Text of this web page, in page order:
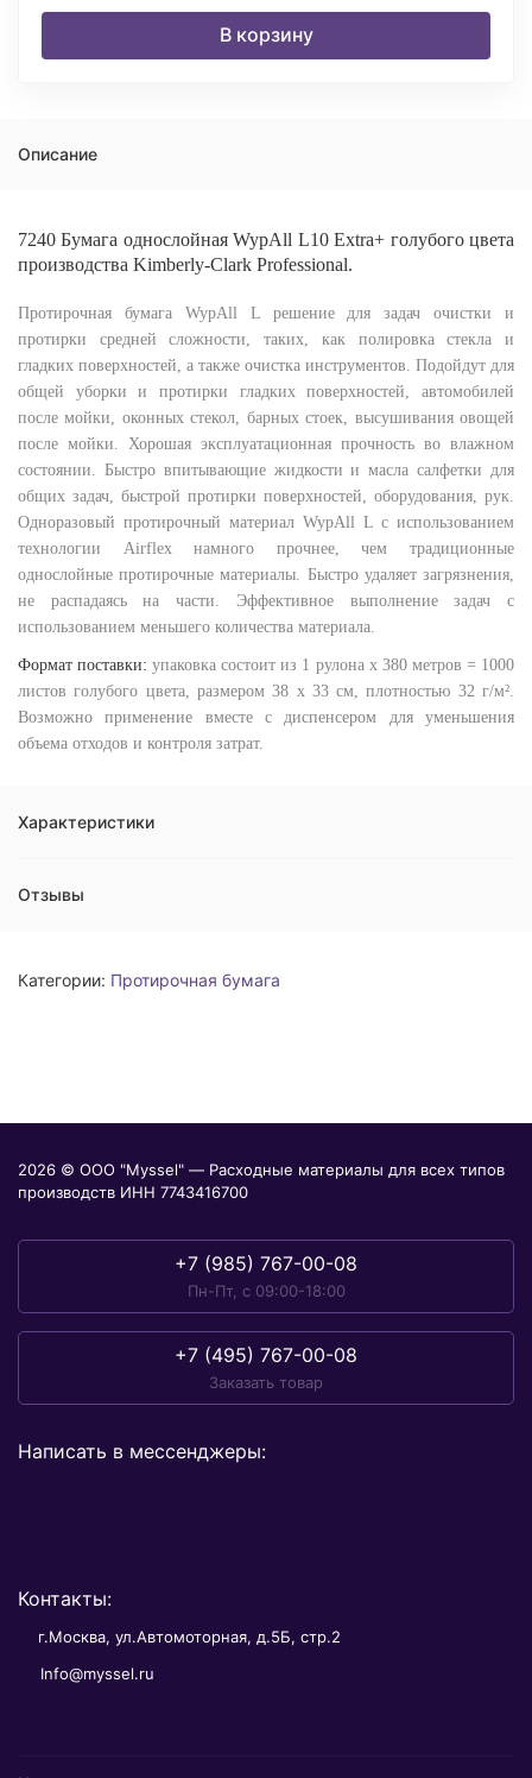
В корзину
Описание
7240 Бумага однослойная WypAll L10 Extra+ голубого цвета
производства Kimberly-Clark Professional.
Протирочная бумага WypAll L решение для задач очистки и
протирки средней сложности, таких, как полировка стекла и
гладких поверхностей, а также очистка инструментов. Подойдут для
общей уборки и протирки гладких поверхностей, автомобилей
после мойки, оконных стекол, барных стоек, высушивания овощей
после мойки. Хорошая эксплуатационная прочность во влажном
состоянии. Быстро впитывающие жидкости и масла салфетки для
общих задач, быстрой протирки поверхностей, оборудования, рук.
Одноразовый протирочный материал WypAll L с использованием
технологии Airflex намного прочнее, чем традиционные
однослойные протирочные материалы. Быстро удаляет загрязнения,
не распадаясь на части. Эффективное выполнение задач с
использованием меньшего количества материала.
Формат поставки:упаковка состоит из 1 рулона х 380 метров = 1000
листов голубого цвета, размером 38 х 33 см, плотностью 32 г/м².
Возможно применение вместе с диспенсером для уменьшения
объема отходов и контроля затрат.
Характеристики
Отзывы
Категории: Протирочная бумага
2026 © ООО "Myssel" — Расходные материалы для всех типов
производств ИНН 7743416700
+7 (985) 767-00-08
Пн-Пт, с 09:00-18:00
+7 (495) 767-00-08
Заказать товар
Написать в мессенджеры:
Контакты:
г.Москва, ул.Автомоторная, д.5Б, стр.2
Info@myssel.ru